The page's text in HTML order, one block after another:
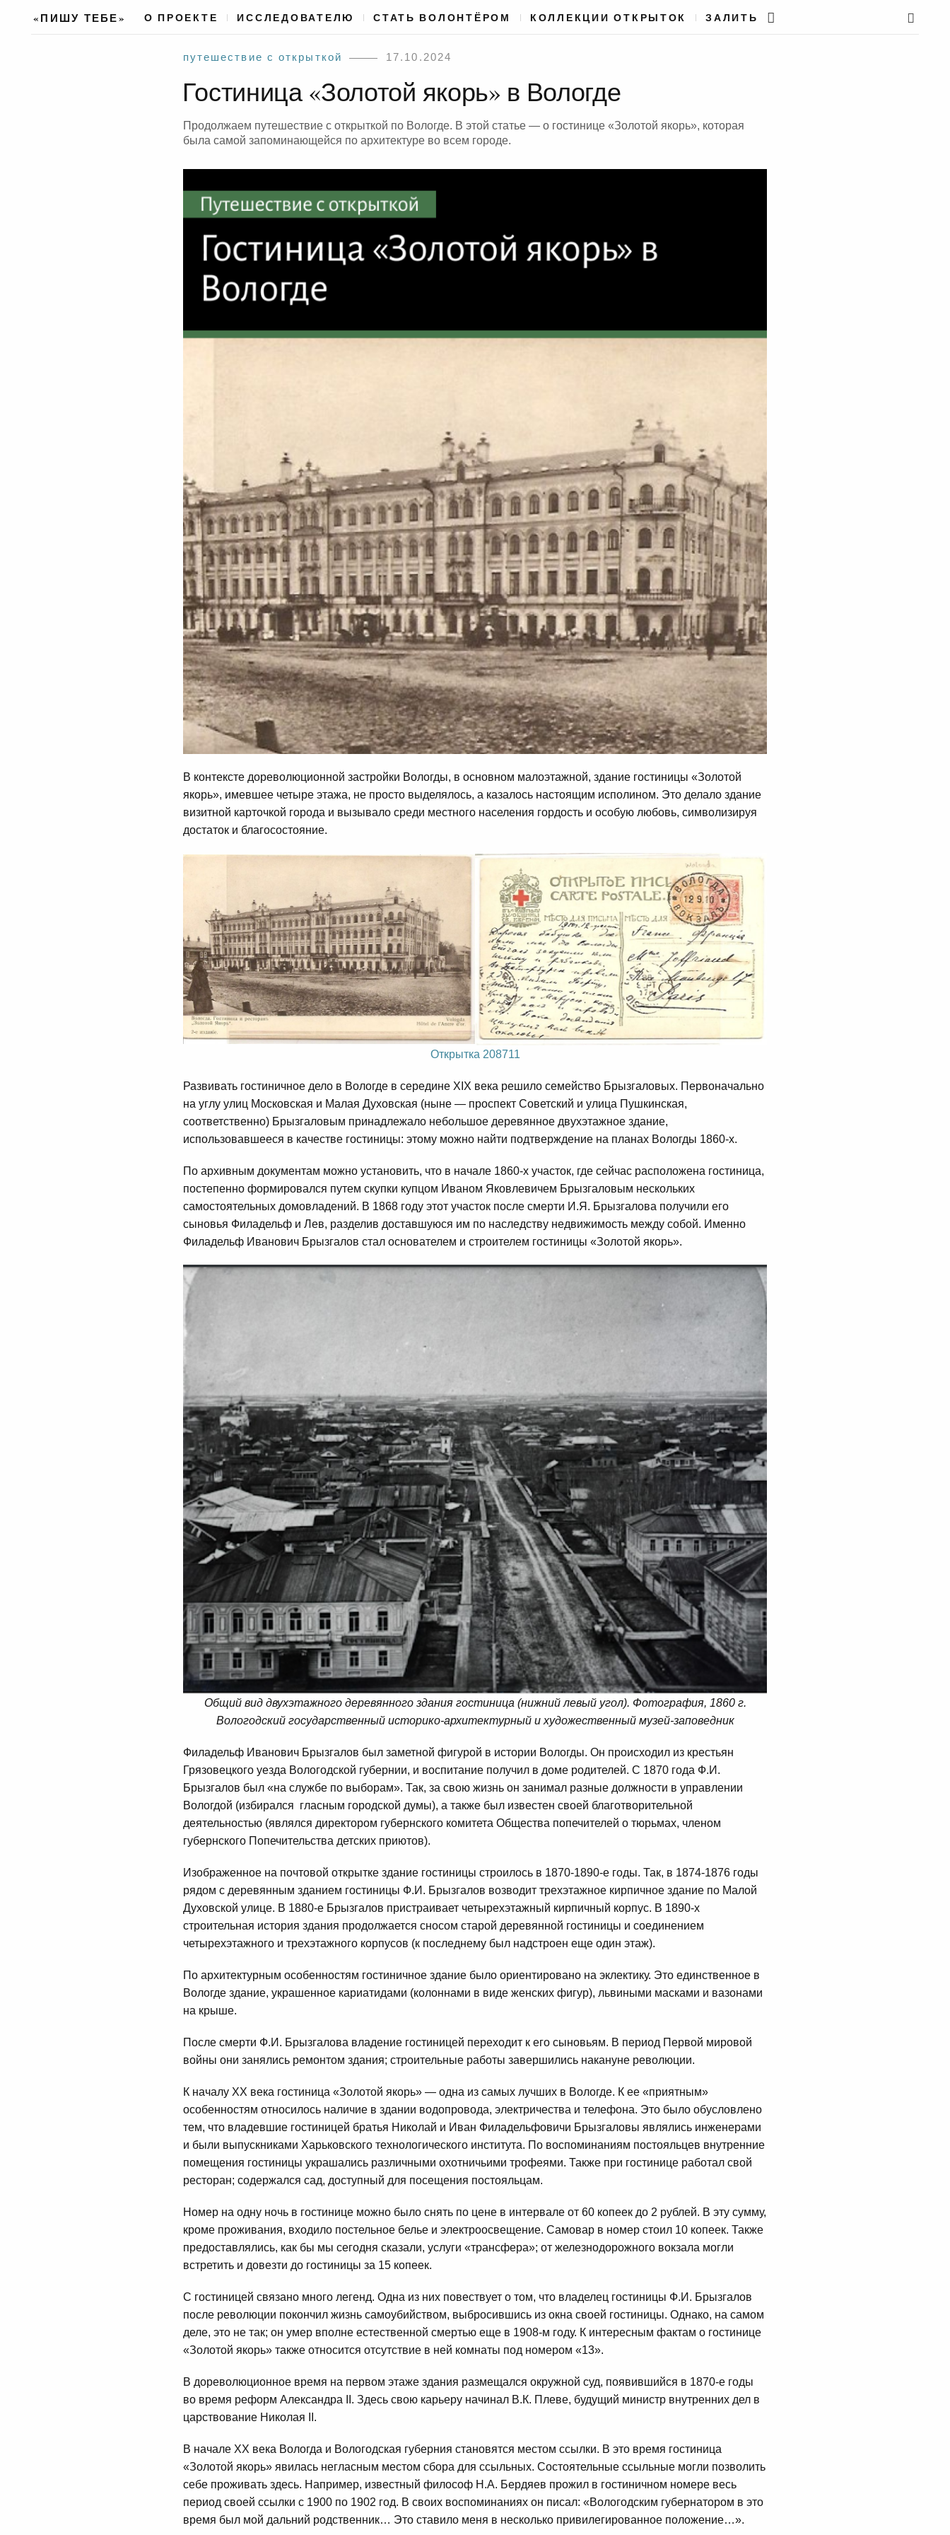
«ПИШУ ТЕБЕ» О ПРОЕКТЕ ИССЛЕДОВАТЕЛЮ СТАТЬ ВОЛОНТЁРОМ КОЛЛЕКЦИИ ОТКРЫТОК ЗАЛИТЬ
путешествие с открыткой 17.10.2024
Гостиница «Золотой якорь» в Вологде
Продолжаем путешествие с открыткой по Вологде. В этой статье — о гостинице «Золотой якорь», которая
была самой запоминающейся по архитектуре во всем городе.
В контексте дореволюционной застройки Вологды, в основном малоэтажной, здание гостиницы «Золотой
якорь», имевшее четыре этажа, не просто выделялось, а казалось настоящим исполином. Это делало здание
визитной карточкой города и вызывало среди местного населения гордость и особую любовь, символизируя
достаток и благосостояние.
Открытка 208711
Развивать гостиничное дело в Вологде в середине XIX века решило семейство Брызгаловых. Первоначально
на углу улиц Московская и Малая Духовская (ныне — проспект Советский и улица Пушкинская,
соответственно) Брызгаловым принадлежало небольшое деревянное двухэтажное здание,
использовавшееся в качестве гостиницы: этому можно найти подтверждение на планах Вологды 1860-х.
По архивным документам можно установить, что в начале 1860-х участок, где сейчас расположена гостиница,
постепенно формировался путем скупки купцом Иваном Яковлевичем Брызгаловым нескольких
самостоятельных домовладений. В 1868 году этот участок после смерти И.Я. Брызгалова получили его
сыновья Филадельф и Лев, разделив доставшуюся им по наследству недвижимость между собой. Именно
Филадельф Иванович Брызгалов стал основателем и строителем гостиницы «Золотой якорь».
Общий вид двухэтажного деревянного здания гостиница (нижний левый угол). Фотография, 1860 г.
Вологодский государственный историко-архитектурный и художественный музей-заповедник
Филадельф Иванович Брызгалов был заметной фигурой в истории Вологды. Он происходил из крестьян
Грязовецкого уезда Вологодской губернии, и воспитание получил в доме родителей. С 1870 года Ф.И.
Брызгалов был «на службе по выборам». Так, за свою жизнь он занимал разные должности в управлении
Вологдой (избирался гласным городской думы), а также был известен своей благотворительной
деятельностью (являлся директором губернского комитета Общества попечителей о тюрьмах, членом
губернского Попечительства детских приютов).
Изображенное на почтовой открытке здание гостиницы строилось в 1870-1890-е годы. Так, в 1874-1876 годы
рядом с деревянным зданием гостиницы Ф.И. Брызгалов возводит трехэтажное кирпичное здание по Малой
Духовской улице. В 1880-е Брызгалов пристраивает четырехэтажный кирпичный корпус. В 1890-х
строительная история здания продолжается сносом старой деревянной гостиницы и соединением
четырехэтажного и трехэтажного корпусов (к последнему был надстроен еще один этаж).
По архитектурным особенностям гостиничное здание было ориентировано на эклектику. Это единственное в
Вологде здание, украшенное кариатидами (колоннами в виде женских фигур), львиными масками и вазонами
на крыше.
После смерти Ф.И. Брызгалова владение гостиницей переходит к его сыновьям. В период Первой мировой
войны они занялись ремонтом здания; строительные работы завершились накануне революции.
К началу XX века гостиница «Золотой якорь» — одна из самых лучших в Вологде. К ее «приятным»
особенностям относилось наличие в здании водопровода, электричества и телефона. Это было обусловлено
тем, что владевшие гостиницей братья Николай и Иван Филадельфовичи Брызгаловы являлись инженерами
и были выпускниками Харьковского технологического института. По воспоминаниям постояльцев внутренние
помещения гостиницы украшались различными охотничьими трофеями. Также при гостинице работал свой
ресторан; содержался сад, доступный для посещения постояльцам.
Номер на одну ночь в гостинице можно было снять по цене в интервале от 60 копеек до 2 рублей. В эту сумму,
кроме проживания, входило постельное белье и электроосвещение. Самовар в номер стоил 10 копеек. Также
предоставлялись, как бы мы сегодня сказали, услуги «трансфера»; от железнодорожного вокзала могли
встретить и довезти до гостиницы за 15 копеек.
С гостиницей связано много легенд. Одна из них повествует о том, что владелец гостиницы Ф.И. Брызгалов
после революции покончил жизнь самоубийством, выбросившись из окна своей гостиницы. Однако, на самом
деле, это не так; он умер вполне естественной смертью еще в 1908-м году. К интересным фактам о гостинице
«Золотой якорь» также относится отсутствие в ней комнаты под номером «13».
В дореволюционное время на первом этаже здания размещался окружной суд, появившийся в 1870-е годы
во время реформ Александра II. Здесь свою карьеру начинал В.К. Плеве, будущий министр внутренних дел в
царствование Николая II.
В начале XX века Вологда и Вологодская губерния становятся местом ссылки. В это время гостиница
«Золотой якорь» явилась негласным местом сбора для ссыльных. Состоятельные ссыльные могли позволить
себе проживать здесь. Например, известный философ Н.А. Бердяев прожил в гостиничном номере весь
период своей ссылки с 1900 по 1902 год. В своих воспоминаниях он писал: «Вологодским губернатором в это
время был мой дальний родственник… Это ставило меня в несколько привилегированное положение…».